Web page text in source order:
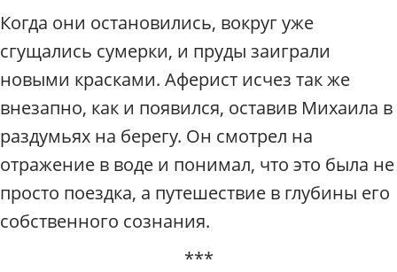
Когда они остановились, вокруг уже
сгущались сумерки, и пруды заиграли
новыми красками. Аферист исчез так же
внезапно, как и появился, оставив Михаила в
раздумьях на берегу. Он смотрел на
отражение в воде и понимал, что это была не
просто поездка, а путешествие в глубины его
собственного сознания.
***